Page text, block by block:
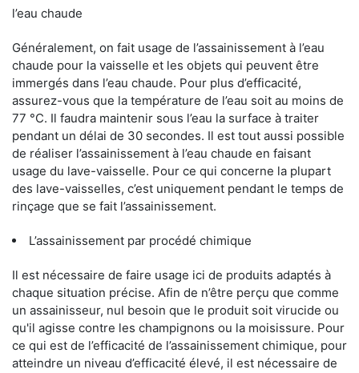
l’eau chaude
Généralement, on fait usage de l’assainissement à l’eau
chaude pour la vaisselle et les objets qui peuvent être
immergés dans l’eau chaude. Pour plus d’efficacité,
assurez-vous que la température de l’eau soit au moins de
77 °C. Il faudra maintenir sous l’eau la surface à traiter
pendant un délai de 30 secondes. Il est tout aussi possible
de réaliser l’assainissement à l’eau chaude en faisant
usage du lave-vaisselle. Pour ce qui concerne la plupart
des lave-vaisselles, c’est uniquement pendant le temps de
rinçage que se fait l’assainissement.
L’assainissement par procédé chimique
Il est nécessaire de faire usage ici de produits adaptés à
chaque situation précise. Afin de n’être perçu que comme
un assainisseur, nul besoin que le produit soit virucide ou
qu'il agisse contre les champignons ou la moisissure. Pour
ce qui est de l’efficacité de l’assainissement chimique, pour
atteindre un niveau d’efficacité élevé, il est nécessaire de